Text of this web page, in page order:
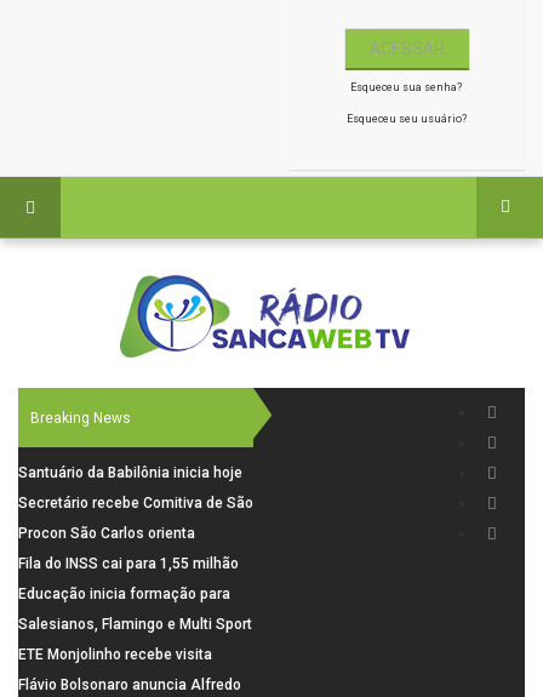
Esqueceu sua senha?
Esqueceu seu usuário?
Breaking News
Santuário da Babilônia inicia hoje
(06), uma programação especial
para os seus 160 anos de história.
Secretário recebe Comitiva de São
Carlos para debater investimentos
em rodovias
Procon São Carlos orienta
consumidores sobre cuidados
nas compras para o Dia dos Pais
Fila do INSS cai para 1,55 milhão
em julho, com alta de 66,5% nos
pedidos negados em 2026
Educação inicia formação para
elaboração do novo Plano
Municipal
Salesianos, Flamingo e Multi Sport
vão representar São Carlos no
campeonato Estadual
ETE Monjolinho recebe visita
científica da FAPESP
Flávio Bolsonaro anuncia Alfredo